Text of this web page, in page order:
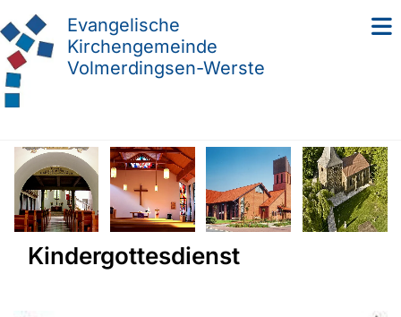
Evangelische
Kirchengemeinde
Volmerdingsen-Werste
Kindergottesdienst